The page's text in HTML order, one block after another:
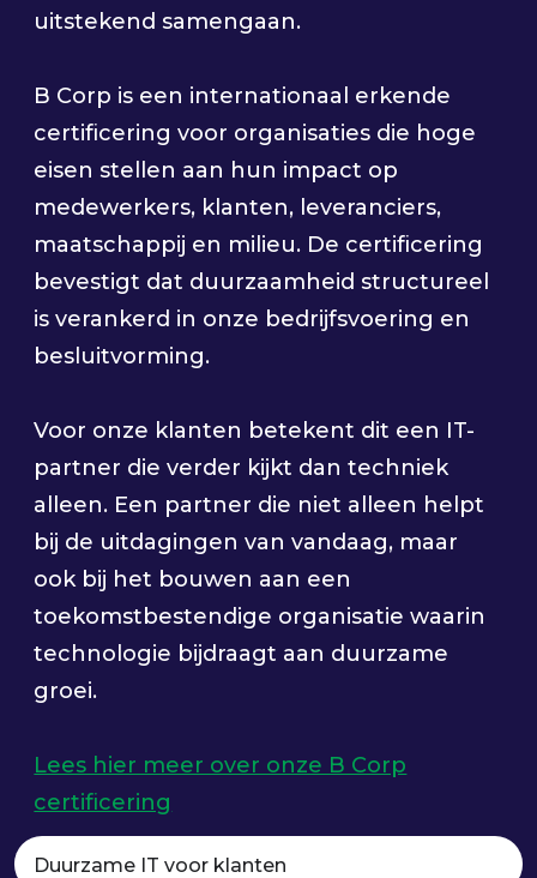
uitstekend samengaan.
B Corp is een internationaal erkende
certificering voor organisaties die hoge
eisen stellen aan hun impact op
medewerkers, klanten, leveranciers,
maatschappij en milieu. De certificering
bevestigt dat duurzaamheid structureel
is verankerd in onze bedrijfsvoering en
besluitvorming.
Voor onze klanten betekent dit een IT-
partner die verder kijkt dan techniek
alleen. Een partner die niet alleen helpt
bij de uitdagingen van vandaag, maar
ook bij het bouwen aan een
toekomstbestendige organisatie waarin
technologie bijdraagt aan duurzame
groei.
Lees hier meer over onze B Corp
certificering
Duurzame IT voor klanten